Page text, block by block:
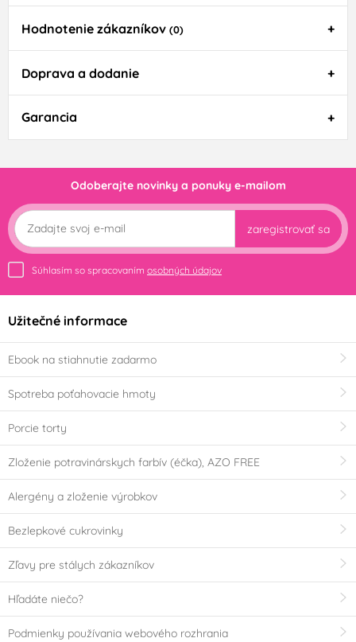
Hodnotenie zákazníkov (0)
Doprava a dodanie
Garancia
Odoberajte novinky a ponuky e-mailom
zaregistrovať sa
Súhlasím so spracovaním osobných údajov
Užitečné informace
Ebook na stiahnutie zadarmo
Spotreba poťahovacie hmoty
Porcie torty
Zloženie potravinárskych farbív (éčka), AZO FREE
Alergény a zloženie výrobkov
Bezlepkové cukrovinky
Zľavy pre stálych zákazníkov
Hľadáte niečo?
Podmienky používania webového rozhrania